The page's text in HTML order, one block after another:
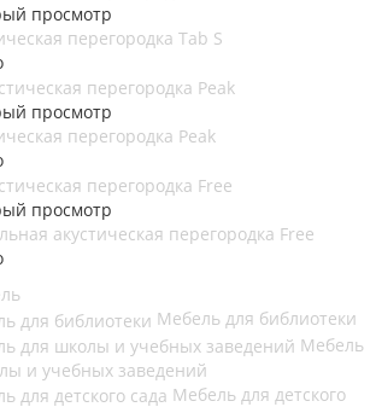
просмотр
перегородка Tab S
просмотр
перегородка Peak
просмотр
акустическая перегородка Free
Мебель для библиотеки
Мебель
и учебных заведений
Мебель для детского